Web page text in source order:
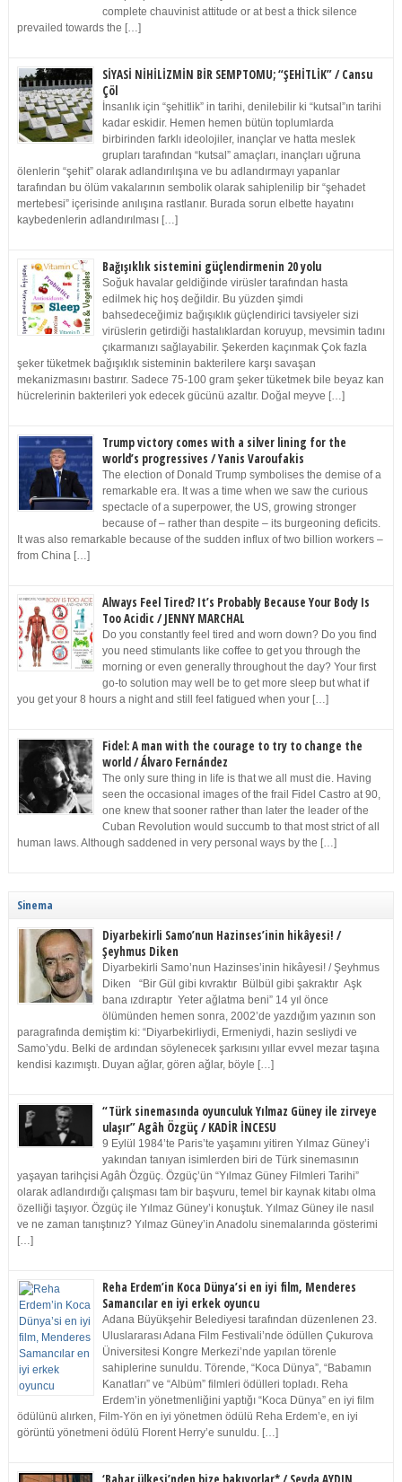
complete chauvinist attitude or at best a thick silence
prevailed towards the […]
SİYASİ NİHİLİZMİN BİR SEMPTOMU; “ŞEHİTLİK” / Cansu
Çöl
İnsanlık için “şehitlik” in tarihi, denilebilir ki “kutsal”ın tarihi
kadar eskidir. Hemen hemen bütün toplumlarda
birbirinden farklı ideolojiler, inançlar ve hatta meslek
grupları tarafından “kutsal” amaçları, inançları uğruna
ölenlerin “şehit” olarak adlandırılışına ve bu adlandırmayı yapanlar
tarafından bu ölüm vakalarının sembolik olarak sahiplenilip bir “şehadet
mertebesi” içerisinde anılışına rastlanır. Burada sorun elbette hayatını
kaybedenlerin adlandırılması […]
Bağışıklık sistemini güçlendirmenin 20 yolu
Soğuk havalar geldiğinde virüsler tarafından hasta
edilmek hiç hoş değildir. Bu yüzden şimdi
bahsedeceğimiz bağışıklık güçlendirici tavsiyeler sizi
virüslerin getirdiği hastalıklardan koruyup, mevsimin tadını
çıkarmanızı sağlayabilir. Şekerden kaçınmak Çok fazla
şeker tüketmek bağışıklık sisteminin bakterilere karşı savaşan
mekanizmasını bastırır. Sadece 75-100 gram şeker tüketmek bile beyaz kan
hücrelerinin bakterileri yok edecek gücünü azaltır. Doğal meyve […]
Trump victory comes with a silver lining for the
world’s progressives / Yanis Varoufakis
The election of Donald Trump symbolises the demise of a
remarkable era. It was a time when we saw the curious
spectacle of a superpower, the US, growing stronger
because of – rather than despite – its burgeoning deficits.
It was also remarkable because of the sudden influx of two billion workers –
from China […]
Always Feel Tired? It’s Probably Because Your Body Is
Too Acidic / JENNY MARCHAL
Do you constantly feel tired and worn down? Do you find
you need stimulants like coffee to get you through the
morning or even generally throughout the day? Your first
go-to solution may well be to get more sleep but what if
you get your 8 hours a night and still feel fatigued when your […]
Fidel: A man with the courage to try to change the
world / Álvaro Fernández
The only sure thing in life is that we all must die. Having
seen the occasional images of the frail Fidel Castro at 90,
one knew that sooner rather than later the leader of the
Cuban Revolution would succumb to that most strict of all
human laws. Although saddened in very personal ways by the […]
Sinema
Diyarbekirli Samo’nun Hazinses’inin hikâyesi! /
Şeyhmus Diken
Diyarbekirli Samo’nun Hazinses’inin hikâyesi! / Şeyhmus
Diken “Bir Gül gibi kıvraktır Bülbül gibi şakraktır Aşk
bana ızdıraptır Yeter ağlatma beni” 14 yıl önce
ölümünden hemen sonra, 2002’de yazdığım yazının son
paragrafında demiştim ki: “Diyarbekirliydi, Ermeniydi, hazin sesliydi ve
Samo’ydu. Belki de ardından söylenecek şarkısını yıllar evvel mezar taşına
kendisi kazımıştı. Duyan ağlar, gören ağlar, böyle […]
“Türk sinemasında oyunculuk Yılmaz Güney ile zirveye
ulaşır” Agâh Özgüç / KADİR İNCESU
9 Eylül 1984’te Paris’te yaşamını yitiren Yılmaz Güney’i
yakından tanıyan isimlerden biri de Türk sinemasının
yaşayan tarihçisi Agâh Özgüç. Özgüç’ün “Yılmaz Güney Filmleri Tarihi”
olarak adlandırdığı çalışması tam bir başvuru, temel bir kaynak kitabı olma
özelliği taşıyor. Özgüç ile Yılmaz Güney’i konuştuk. Yılmaz Güney ile nasıl
ve ne zaman tanıştınız? Yılmaz Güney’in Anadolu sinemalarında gösterimi
[…]
Reha Erdem’in Koca Dünya’si en iyi film, Menderes
Samancılar en iyi erkek oyuncu
Adana Büyükşehir Belediyesi tarafından düzenlenen 23.
Uluslararası Adana Film Festivali’nde ödüllen Çukurova
Üniversitesi Kongre Merkezi’nde yapılan törenle
sahiplerine sunuldu. Törende, “Koca Dünya”, “Babamın
Kanatları” ve “Albüm” filmleri ödülleri topladı. Reha
Erdem’in yönetmenliğini yaptığı “Koca Dünya” en iyi film
ödülünü alırken, Film-Yön en iyi yönetmen ödülü Reha Erdem’e, en iyi
görüntü yönetmeni ödülü Florent Herry’e sunuldu. […]